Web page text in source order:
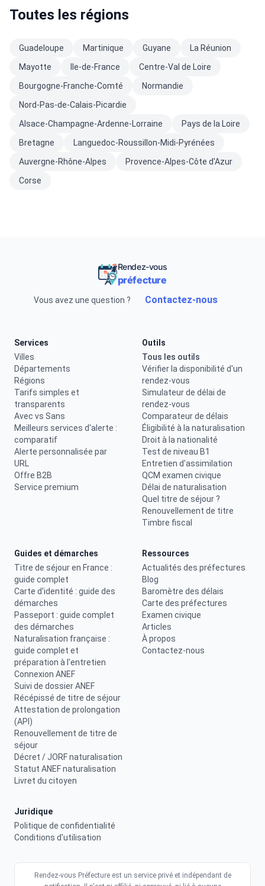
Toutes les régions
Guadeloupe Martinique Guyane
La Réunion
Mayotte
Ile-de-France
Centre-Val de Loire
Bourgogne-Franche-Comté
Normandie
Nord-Pas-de-Calais-Picardie
Alsace-Champagne-Ardenne-Lorraine
Pays de la Loire
Bretagne
Languedoc-Roussillon-Midi-Pyrénées
Auvergne-Rhône-Alpes
Provence-Alpes-Côte d'Azur
Corse
Rendez-vous
préfecture
Vous avez une question ? Contactez-nous
Services
Villes
Départements
Régions
Tarifs simples et
transparents
Avec vs Sans
Meilleurs services d'alerte :
comparatif
Alerte personnalisée par
URL
Offre B2B
Service premium
Outils
Tous les outils
Vérifier la disponibilité d'un
rendez-vous
Simulateur de délai de
rendez-vous
Comparateur de délais
Éligibilité à la naturalisation
Droit à la nationalité
Test de niveau B1
Entretien d'assimilation
QCM examen civique
Délai de naturalisation
Quel titre de séjour ?
Renouvellement de titre
Timbre fiscal
Guides et démarches
Titre de séjour en France :
guide complet
Carte d'identité : guide des
démarches
Passeport : guide complet
des démarches
Naturalisation française :
guide complet et
préparation à l'entretien
Connexion ANEF
Suivi de dossier ANEF
Récépissé de titre de séjour
Attestation de prolongation
(API)
Renouvellement de titre de
séjour
Décret / JORF naturalisation
Statut ANEF naturalisation
Livret du citoyen
Ressources
Actualités des préfectures
Blog
Baromètre des délais
Carte des préfectures
Examen civique
Articles
À propos
Contactez-nous
Juridique
Politique de confidentialité
Conditions d'utilisation
Rendez-vous Préfecture est un service privé et indépendant de